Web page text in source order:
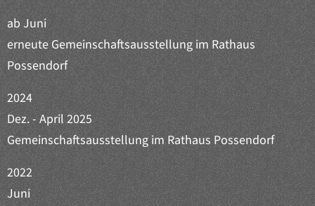
ab Juni
erneute Gemeinschaftsausstellung im Rathaus
Possendorf
2024
Dez. - April 2025
Gemeinschaftsausstellung im Rathaus Possendorf
2022
Juni